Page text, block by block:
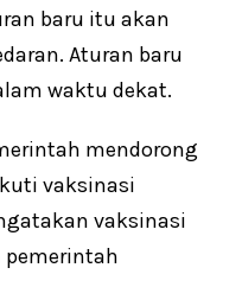
baru itu akan
Aturan baru
waktu dekat.
mendorong
vaksinasi
vaksinasi
pemerintah